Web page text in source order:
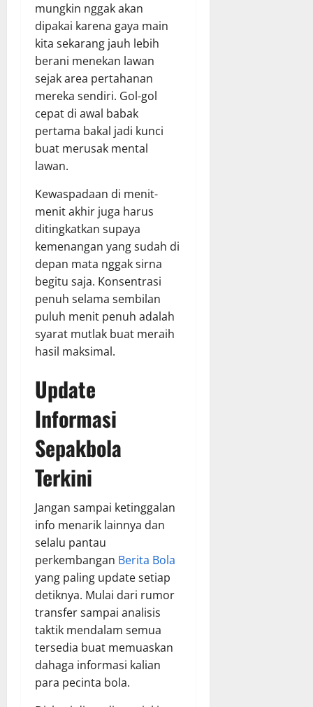
mungkin nggak akan
dipakai karena gaya main
kita sekarang jauh lebih
berani menekan lawan
sejak area pertahanan
mereka sendiri. Gol-gol
cepat di awal babak
pertama bakal jadi kunci
buat merusak mental
lawan.
Kewaspadaan di menit-
menit akhir juga harus
ditingkatkan supaya
kemenangan yang sudah di
depan mata nggak sirna
begitu saja. Konsentrasi
penuh selama sembilan
puluh menit penuh adalah
syarat mutlak buat meraih
hasil maksimal.
Update
Informasi
Sepakbola
Terkini
Jangan sampai ketinggalan
info menarik lainnya dan
selalu pantau
perkembangan Berita Bola
yang paling update setiap
detiknya. Mulai dari rumor
transfer sampai analisis
taktik mendalam semua
tersedia buat memuaskan
dahaga informasi kalian
para pecinta bola.